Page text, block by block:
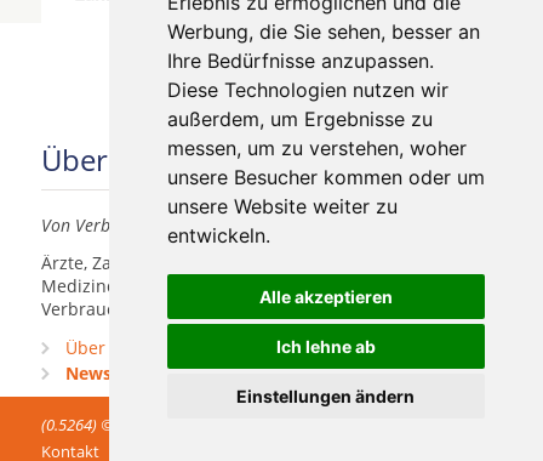
Werbung, die Sie sehen, besser an
Ihre Bedürfnisse anzupassen.
Diese Technologien nutzen wir
außerdem, um Ergebnisse zu
messen, um zu verstehen, woher
unsere Besucher kommen oder um
unsere Website weiter zu
entwickeln.
Alle akzeptieren
Ich lehne ab
Einstellungen ändern
wurde am 06 August 2026 aktualisiert.
Über uns
Von Verbrauchern für Verbraucher
Ärzte, Zahnärzte, Akustiker und andere
Medizindienstleister haben hier die Möglichkeit, sich
Verbrauchern vorzustellen.
Über uns
Newsletter
Praxismarketing
(0.5264) © 2004 - 2026 DEV AG - Alle Rechte vorbehalten
Kontakt